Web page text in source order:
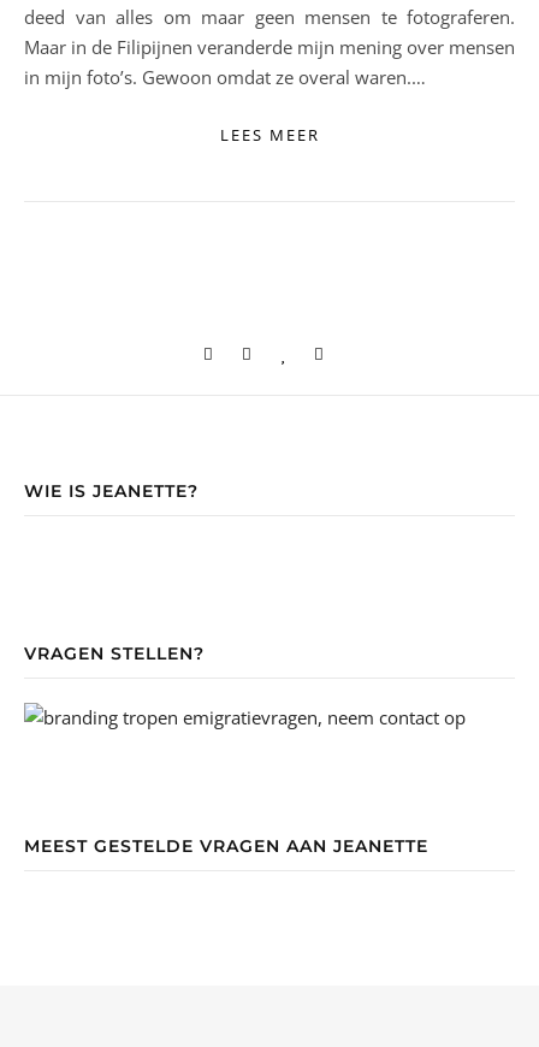
deed van alles om maar geen mensen te fotograferen.
Maar in de Filipijnen veranderde mijn mening over mensen
in mijn foto’s. Gewoon omdat ze overal waren.…
LEES MEER
WIE IS JEANETTE?
VRAGEN STELLEN?
MEEST GESTELDE VRAGEN AAN JEANETTE